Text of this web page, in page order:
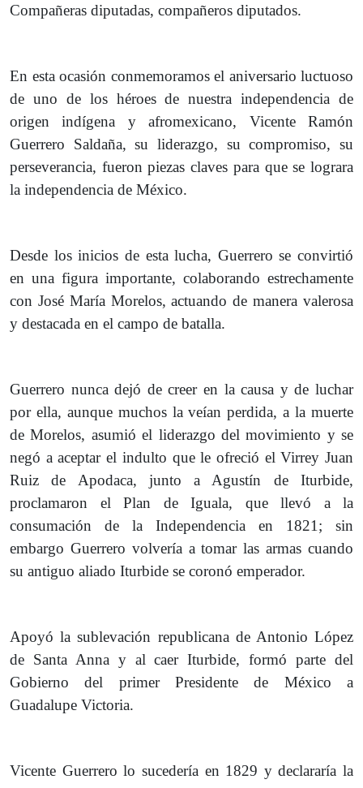
Compañeras diputadas, compañeros diputados.
En esta ocasión conmemoramos el aniversario luctuoso
de uno de los héroes de nuestra independencia de
origen indígena y afromexicano, Vicente Ramón
Guerrero Saldaña, su liderazgo, su compromiso, su
perseverancia, fueron piezas claves para que se lograra
la independencia de México.
Desde los inicios de esta lucha, Guerrero se convirtió
en una figura importante, colaborando estrechamente
con José María Morelos, actuando de manera valerosa
y destacada en el campo de batalla.
Guerrero nunca dejó de creer en la causa y de luchar
por ella, aunque muchos la veían perdida, a la muerte
de Morelos, asumió el liderazgo del movimiento y se
negó a aceptar el indulto que le ofreció el Virrey Juan
Ruiz de Apodaca, junto a Agustín de Iturbide,
proclamaron el Plan de Iguala, que llevó a la
consumación de la Independencia en 1821; sin
embargo Guerrero volvería a tomar las armas cuando
su antiguo aliado Iturbide se coronó emperador.
Apoyó la sublevación republicana de Antonio López
de Santa Anna y al caer Iturbide, formó parte del
Gobierno del primer Presidente de México a
Guadalupe Victoria.
Vicente Guerrero lo sucedería en 1829 y declararía la